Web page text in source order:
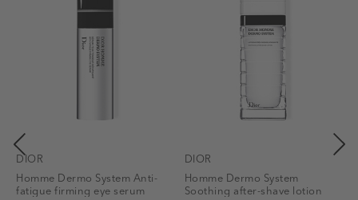
DIOR
Homme Dermo System Anti-
fatigue firming eye serum
DIOR
Homme Dermo System
Soothing after-shave lotion